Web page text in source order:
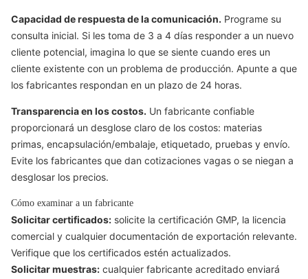
Capacidad de respuesta de la comunicación. Programe su
consulta inicial. Si les toma de 3 a 4 días responder a un nuevo
cliente potencial, imagina lo que se siente cuando eres un
cliente existente con un problema de producción. Apunte a que
los fabricantes respondan en un plazo de 24 horas.
Transparencia en los costos. Un fabricante confiable
proporcionará un desglose claro de los costos: materias
primas, encapsulación/embalaje, etiquetado, pruebas y envío.
Evite los fabricantes que dan cotizaciones vagas o se niegan a
desglosar los precios.
Cómo examinar a un fabricante
Solicitar certificados: solicite la certificación GMP, la licencia
comercial y cualquier documentación de exportación relevante.
Verifique que los certificados estén actualizados.
Solicitar muestras: cualquier fabricante acreditado enviará